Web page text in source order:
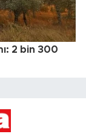
2 bin 300